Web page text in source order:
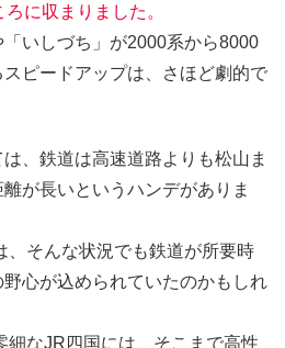
に収まりました。
いしづち」が2000系から8000
ピードアップは、さほど劇的で
、鉄道は高速道路よりも松山ま
が長いというハンデがありま
、そんな状況でも鉄道が所要時
心が込められていたのかもしれ
細なJR四国には、そこまで高性